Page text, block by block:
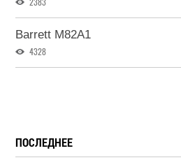
Barrett M82A1
4328
ПОСЛЕДНЕЕ